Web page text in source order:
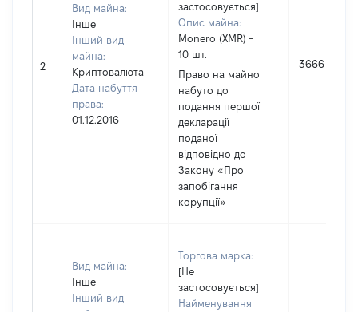
2
Вид майна:
Інше
Інший вид
майна:
Криптовалюта
Дата набуття
права:
01.12.2016
застосовується]
Опис майна:
Monero (XMR) -
10 шт.
Право на майно
набуто до
подання першої
декларації
поданої
відповідно до
Закону «Про
запобігання
корупції»
3666
Вид майна:
Інше
Інший вид
Торгова марка:
[Не
застосовується]
Найменування